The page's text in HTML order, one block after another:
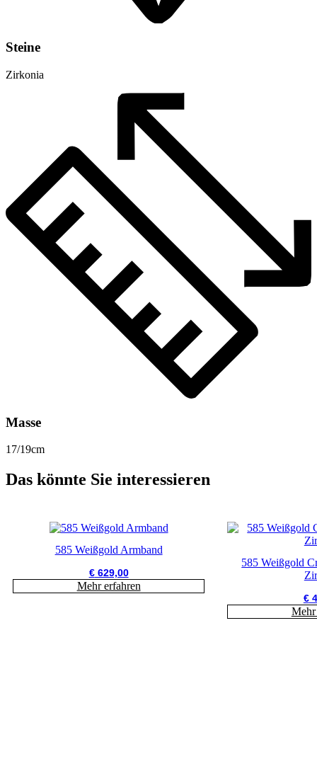
Steine
Zirkonia
Masse
17/19cm
Das könnte Sie interessieren
585 Weißgold Armband
€629,00
Mehr erfahren
585 Weißgold
€
Mehr